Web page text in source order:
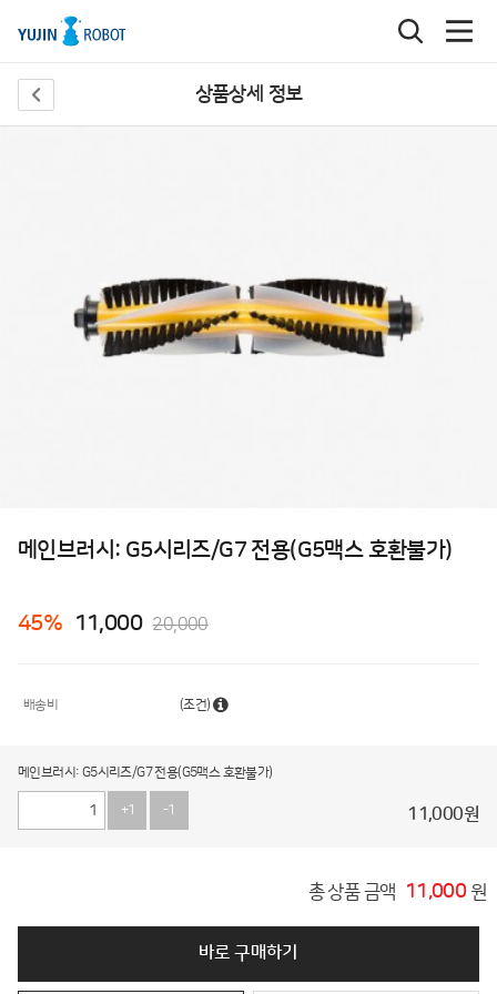
상품상세 정보
메인브러시: G5시리즈/G7 전용(G5맥스 호환불가)
45% 11,000 20,000
배송비 (조건)
메인브러시: G5시리즈/G7 전용(G5맥스 호환불가)
+1 -1 11,000원
총 상품 금액 11,000 원
바로 구매하기